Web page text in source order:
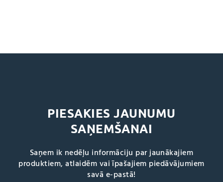
PIESAKIES JAUNUMU
SAŅEMŠANAI
Saņem ik nedēļu informāciju par jaunākajiem
produktiem, atlaidēm vai īpašajiem piedāvājumiem
savā e-pastā!